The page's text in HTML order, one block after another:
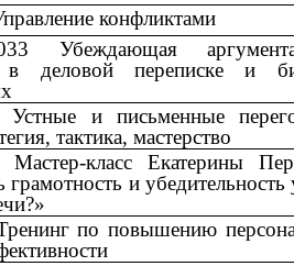
конфликтами​​
Убеждающая
в деловой переписке и
​​Устные и письменные
тактика, мастерство​​
​​Мастер-класс Екатерины
и убедительность
по повышению